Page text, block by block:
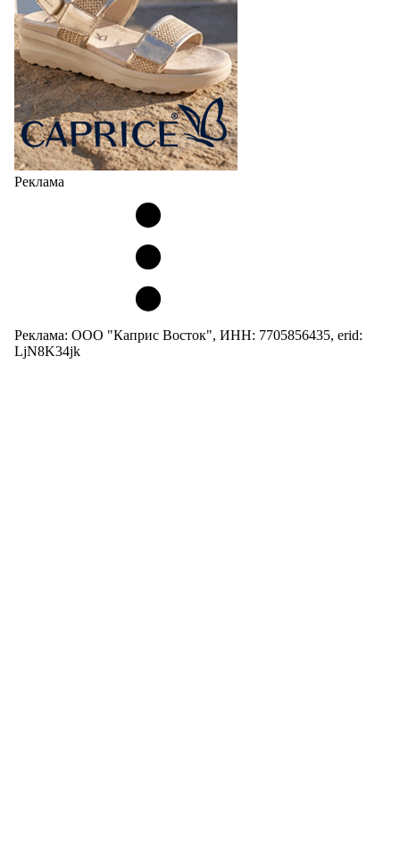
Реклама
Реклама: ООО "Каприс Восток", ИНН: 7705856435, erid:
LjN8K34jk